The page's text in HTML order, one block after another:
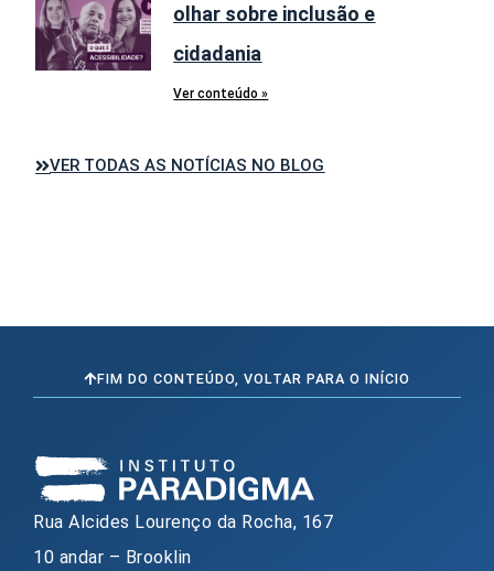
olhar sobre inclusão e
cidadania
Ver conteúdo »
VER TODAS AS NOTÍCIAS NO BLOG
FIM DO CONTEÚDO, VOLTAR PARA O INÍCIO
Rua Alcides Lourenço da Rocha, 167
10 andar – Brooklin